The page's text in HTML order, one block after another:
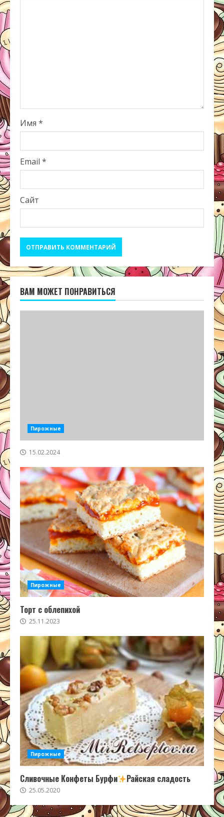
Имя *
Email *
Сайт
ВАМ МОЖЕТ ПОНРАВИТЬСЯ
Пирожные
15.02.2024
Пирожные
Торт с облепихой
25.11.2023
Пирожные
Сливочные Конфеты Бурфи Райская сладость
25.05.2020